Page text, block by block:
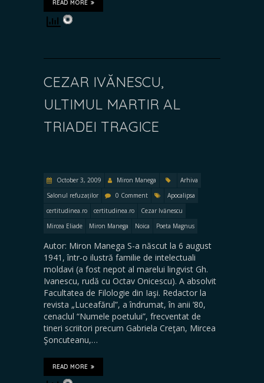
READ MORE
CEZAR IVĂNESCU,
ULTIMUL MARTIR AL
TRIADEI TRAGICE
October 3, 2009 Miron Manega
Arhiva
Salonul refuzaților
0 Comment
Apocalipsa
certitudinea.ro
certitudinea.ro
Cezar Ivănescu
Mircea Eliade
Miron Manega Noica Poeta Magnus
Autor: Miron Manega S-a născut la 6 august
1941, într-o ilustră familie de intelectuali
moldavi (a fost nepot al marelui lingvist Gh.
Ivanescu, rudă cu Octav Onicescu). A absolvit
Facultatea de Filologie din Iaşi. Redactor la
revista „Luceafărul”, a îndrumat, în anii ’80,
cenaclul “Numele poetului”, frecventat de
tineri scriitori precum Gabriela Creţan, Mircea
Şoncuteanu,…
READ MORE